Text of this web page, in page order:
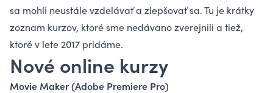
sa mohli neustále vzdelávať a zlepšovať sa. Tu je krátky
zoznam kurzov, ktoré sme nedávano zverejnili a tiež,
ktoré v lete 2017 pridáme.
Nové online kurzy
Movie Maker (Adobe Premiere Pro)